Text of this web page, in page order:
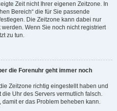
Zeit nicht Ihrer eigenen Zeitzone. In
Bereich“ die für Sie passende
Die Zeitzone kann dabei nur
Wenn Sie noch nicht registriert
zu tun.
die Forenuhr geht immer noch
Zeitzone richtig eingestellt haben und
Uhr des Servers vermutlich falsch.
damit er das Problem beheben kann.